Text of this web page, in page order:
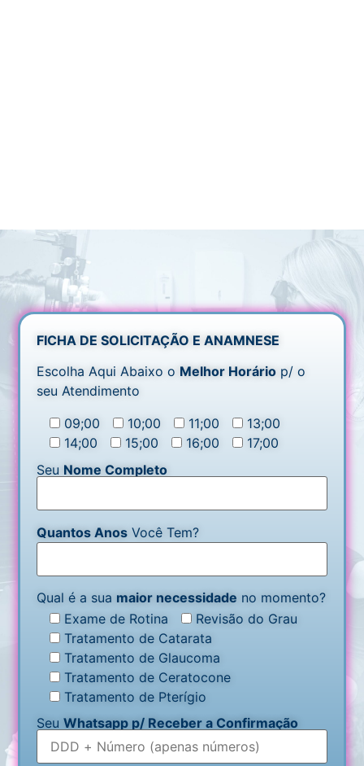
FICHA DE SOLICITAÇÃO E ANAMNESE
Escolha Aqui Abaixo o Melhor Horário p/ o
seu Atendimento
09;00 10;00 11;00
13;00
14;00
15;00 16;00
17;00
Seu Nome Completo
Quantos Anos Você Tem?
Qual é a sua maior necessidade no momento?
Exame de Rotina
Revisão do Grau
Tratamento de Catarata
Tratamento de Glaucoma
Tratamento de Ceratocone
Tratamento de Pterígio
SeuWhatsapp p/ Receber a Confirmação